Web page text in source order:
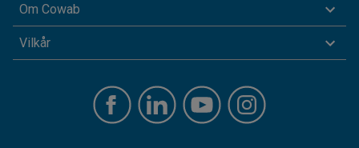
Om Cowab
Vilkår